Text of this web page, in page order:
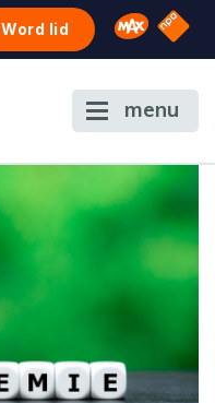
Word lid Omroep
NPO
menu